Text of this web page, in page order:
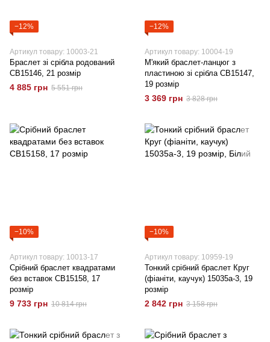
−12%
Артикул товару: 10003-21
Браслет зі срібла родований
CB15146, 21 розмір
4 885 грн 5 551 грн
−12%
Артикул товару: 10004-19
М'який браслет-ланцюг з
пластиною зі срібла CB15147,
19 розмір
3 369 грн 3 828 грн
−10%
Артикул товару: 10013-17
Срібний браслет квадратами
без вставок CB15158, 17
розмір
9 733 грн 10 814 грн
−10%
Артикул товару: 10959-19
Тонкий срібний браслет Круг
(фіаніти, каучук) 15035а-3, 19
розмір
2 842 грн 3 158 грн